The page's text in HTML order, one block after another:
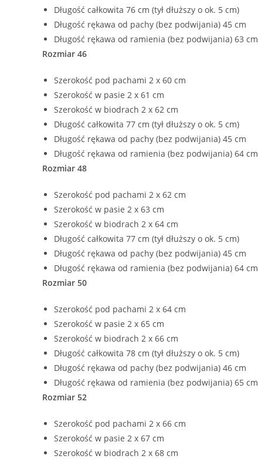
Długość całkowita 76 cm (tył dłuższy o ok. 5 cm)
Długość rękawa od pachy (bez podwijania) 45 cm
Długość rękawa od ramienia (bez podwijania) 63 cm
Rozmiar 46
Szerokość pod pachami 2 x 60 cm
Szerokość w pasie 2 x 61 cm
Szerokość w biodrach 2 x 62 cm
Długość całkowita 77 cm (tył dłuższy o ok. 5 cm)
Długość rękawa od pachy (bez podwijania) 45 cm
Długość rękawa od ramienia (bez podwijania) 64 cm
Rozmiar 48
Szerokość pod pachami 2 x 62 cm
Szerokość w pasie 2 x 63 cm
Szerokość w biodrach 2 x 64 cm
Długość całkowita 77 cm (tył dłuższy o ok. 5 cm)
Długość rękawa od pachy (bez podwijania) 45 cm
Długość rękawa od ramienia (bez podwijania) 64 cm
Rozmiar 50
Szerokość pod pachami 2 x 64 cm
Szerokość w pasie 2 x 65 cm
Szerokość w biodrach 2 x 66 cm
Długość całkowita 78 cm (tył dłuższy o ok. 5 cm)
Długość rękawa od pachy (bez podwijania) 46 cm
Długość rękawa od ramienia (bez podwijania) 65 cm
Rozmiar 52
Szerokość pod pachami 2 x 66 cm
Szerokość w pasie 2 x 67 cm
Szerokość w biodrach 2 x 68 cm